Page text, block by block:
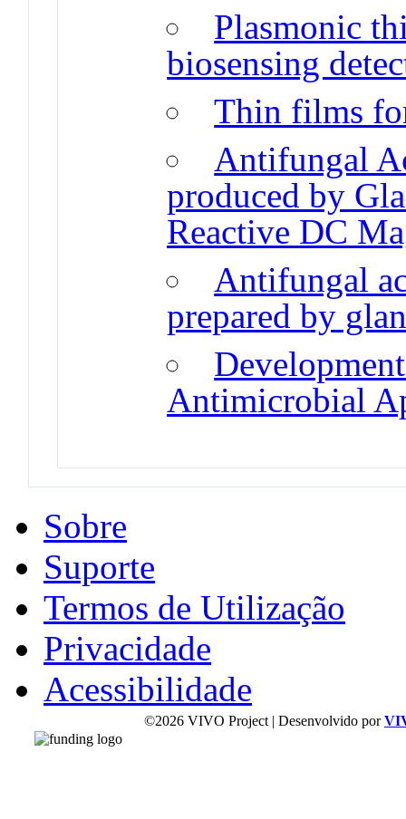
Plasmonic
biosensing
Thin films
Antifungal
produced by
Reactive DC
Antifungal
prepared by
Antimicrobial
Sobre
Suporte
Termos de Utilização
Privacidade
Acessibilidade
©2026 VIVO Project | Desenvolvido por